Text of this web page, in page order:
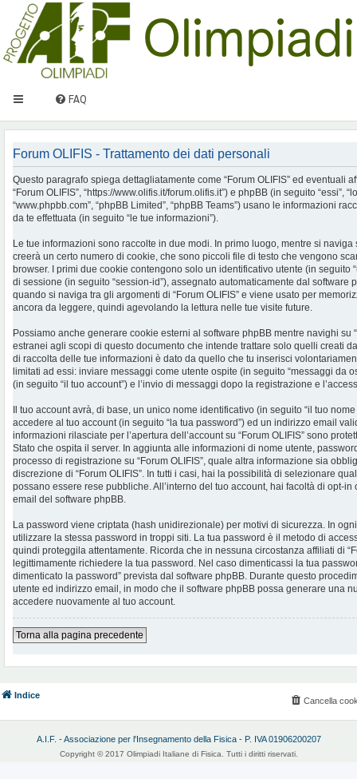
FAQ
Forum OLIFIS - Trattamento dei dati personali
Questo paragrafo spiega dettagliatamente come “Forum OLIFIS” ed eventuali
“Forum OLIFIS”, “https://www.olifis.it/forum.olifis.it”) e phpBB (in seguito “essi”,
“www.phpbb.com”, “phpBB Limited”, “phpBB Teams”) usano le informazioni
da te effettuata (in seguito “le tue informazioni”).
Le tue informazioni sono raccolte in due modi. In primo luogo, mentre si naviga
creerà un certo numero di cookie, che sono piccoli file di testo che vengono
browser. I primi due cookie contengono solo un identificativo utente (in seguito
di sessione (in seguito “session-id”), assegnato automaticamente dal software
quando si naviga tra gli argomenti di “Forum OLIFIS” e viene usato per
ancora da leggere, quindi agevolando la lettura nelle tue visite future.
Possiamo anche generare cookie esterni al software phpBB mentre navighi su
estranei agli scopi di questo documento che intende trattare solo quelli creati
di raccolta delle tue informazioni è dato da quello che tu inserisci
limitati ad essi: inviare messaggi come utente ospite (in seguito “messaggi da
(in seguito “il tuo account”) e l’invio di messaggi dopo la registrazione e
Il tuo account avrà, di base, un unico nome identificativo (in seguito “il tuo
accedere al tuo account (in seguito “la tua password”) ed un indirizzo email
informazioni rilasciate per l’apertura dell’account su “Forum OLIFIS” sono
Stato che ospita il server. In aggiunta alle informazioni di nome utente,
processo di registrazione su “Forum OLIFIS”, quale altra informazione sia
discrezione di “Forum OLIFIS”. In tutti i casi, hai la possibilità di selezionare
possano essere rese pubbliche. All’interno del tuo account, hai facoltà di opt-
email del software phpBB.
La password viene criptata (hash unidirezionale) per motivi di sicurezza. In
utilizzare la stessa password in troppi siti. La tua password è il metodo di
quindi proteggila attentamente. Ricorda che in nessuna circostanza affiliati di
legittimamente richiedere la tua password. Nel caso dimenticassi la tua
dimenticato la password” prevista dal software phpBB. Durante questo
utente ed indirizzo email, in modo che il software phpBB possa generare una
accedere nuovamente al tuo account.
Torna alla pagina precedente
Indice
Cancella
A.I.F. - Associazione per l'Insegnamento della Fisica - P. IVA 01906200207
Copyright © 2017 Olimpiadi Italiane di Fisica. Tutti i diritti riservati.